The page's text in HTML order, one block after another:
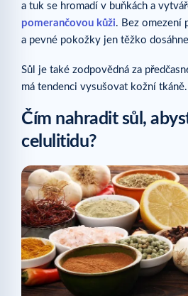
a tuk se hromadí v buňkách a
pomerančovou kůži. Bez omezení
a pevné pokožky jen těžko
Sůl je také zodpovědná za
má tendenci vysušovat kožní tkáně.
Čím nahradit sůl,
celulitidu?